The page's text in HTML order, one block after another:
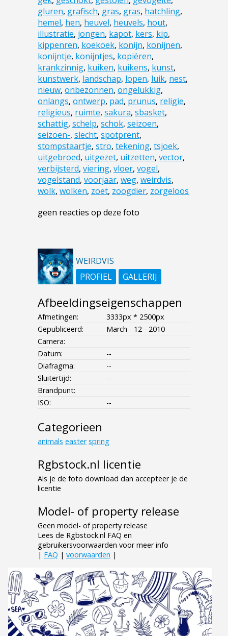
gluren, grafisch, gras, gras, hatchling,
hemel, hen, heuvel, heuvels, hout,
illustratie, jongen, kapot, kers, kip,
kippenren, koekoek, konijn, konijnen,
konijntje, konijntjes, kopiëren,
krankzinnig, kuiken, kuikens, kunst,
kunstwerk, landschap, lopen, luik, nest,
nieuw, onbezonnen, ongelukkig,
onlangs, ontwerp, pad, prunus, religie,
religieus, ruimte, sakura, sbasket,
schattig, schelp, schok, seizoen,
seizoen-, slecht, spotprent,
stompstaartje, stro, tekening, tsjoek,
uitgebroed, uitgezet, uitzetten, vector,
verbijsterd, viering, vloer, vogel,
vogelstand, voorjaar, weg, weirdvis,
wolk, wolken, zoet, zoogdier, zorgeloos
geen reacties op deze foto
WEIRDVIS
PROFIEL
GALLERIJ
Afbeeldingseigenschappen
Afmetingen:
3333px * 2500px
Gepubliceerd:
March - 12 - 2010
Camera:
Datum:
--
Diafragma:
--
Sluitertijd:
--
Brandpunt:
ISO:
--
Categorieen
animals easter spring
Rgbstock.nl licentie
Als je de foto download dan accepteer je de
licentie
Model- of property release
Geen model- of property release
Lees de Rgbstock.nl FAQ en
gebruikersvoorwaarden voor meer info
| FAQ | voorwaarden |